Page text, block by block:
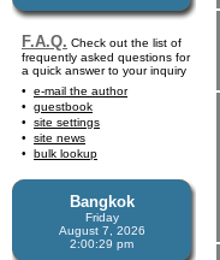
F.A.Q. Check out the list of
frequently asked questions for
a quick answer to your inquiry
e-mail the author
guestbook
site settings
site news
bulk lookup
Bangkok
Friday
August 7, 2026
2:00:29 pm